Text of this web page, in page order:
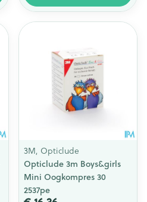
3M, Opticlude
Opticlude 3m Boys&girls
Mini Oogkompres 30
2537pe